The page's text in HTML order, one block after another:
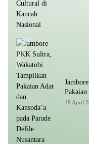
Pakaian
19 April